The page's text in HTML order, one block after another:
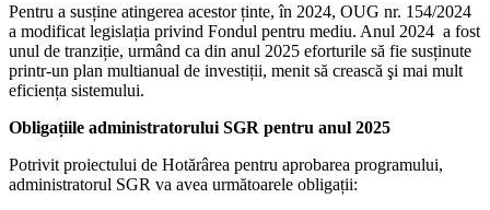
Pentru a susține atingerea acestor ținte, în 2024, OUG nr. 154/2024
a modificat legislația privind Fondul pentru mediu. Anul 2024 a fost
unul de tranziție, urmând ca din anul 2025 eforturile să fie susținute
printr-un plan multianual de investiții, menit să crească şi mai mult
eficiența sistemului.
Obligațiile administratorului SGR pentru anul 2025
Potrivit proiectului de Hotărârea pentru aprobarea programului,
administratorul SGR va avea următoarele obligații: